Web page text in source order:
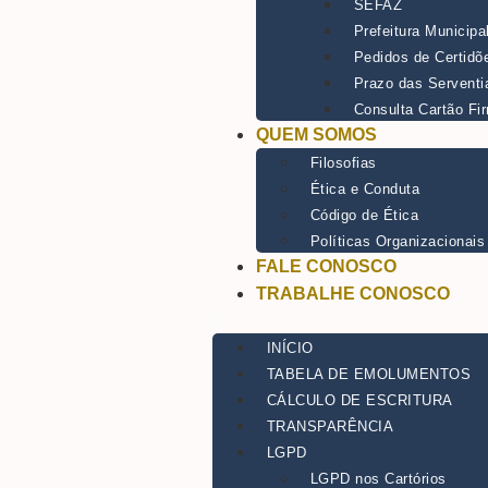
SEFAZ
Prefeitura Municipal
Pedidos de
Prazo das
Consulta Cartão
QUEM SOMOS
Filosofias
Ética e Conduta
Código de Ética
Políticas Organizacionais
FALE CONOSCO
TRABALHE CONOSCO
INÍCIO
TABELA DE EMOLUMENTOS
CÁLCULO DE ESCRITURA
TRANSPARÊNCIA
LGPD
LGPD nos Cartórios